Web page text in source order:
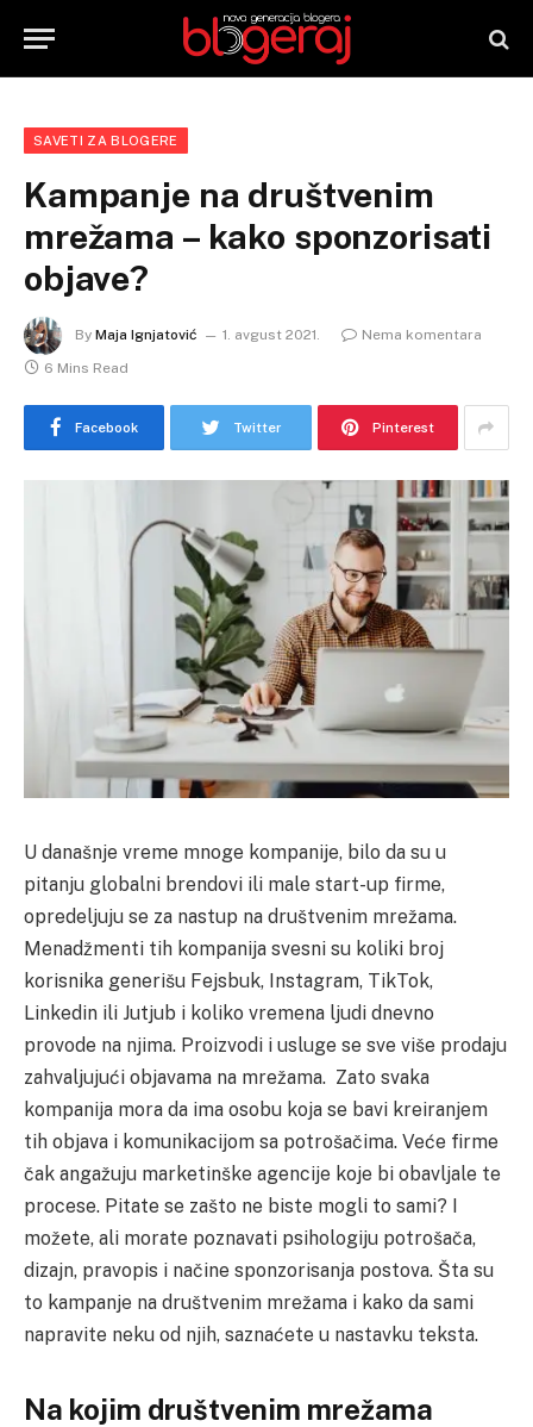
SAVETI ZA BLOGERE
Kampanje na društvenim
mrežama – kako sponzorisati
objave?
By Maja Ignjatović 1. avgust 2021.
Nema komentara
6 Mins Read
Facebook Twitter Pinterest
U današnje vreme mnoge kompanije, bilo da su u
pitanju globalni brendovi ili male start-up firme,
opredeljuju se za nastup na društvenim mrežama.
Menadžmenti tih kompanija svesni su koliki broj
korisnika generišu Fejsbuk, Instagram, TikTok,
Linkedin ili Jutjub i koliko vremena ljudi dnevno
provode na njima. Proizvodi i usluge se sve više prodaju
zahvaljujući objavama na mrežama. Zato svaka
kompanija mora da ima osobu koja se bavi kreiranjem
tih objava i komunikacijom sa potrošačima. Veće firme
čak angažuju marketinške agencije koje bi obavljale te
procese. Pitate se zašto ne biste mogli to sami? I
možete, ali morate poznavati psihologiju potrošača,
dizajn, pravopis i načine sponzorisanja postova. Šta su
to kampanje na društvenim mrežama i kako da sami
napravite neku od njih, saznaćete u nastavku teksta.
Na kojim društvenim mrežama